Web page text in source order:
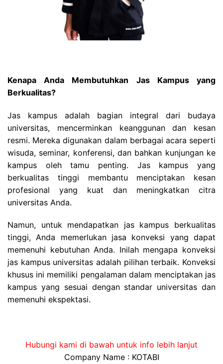
Kenapa Anda Membutuhkan Jas Kampus yang
Berkualitas?
Jas kampus adalah bagian integral dari budaya
universitas, mencerminkan keanggunan dan kesan
resmi. Mereka digunakan dalam berbagai acara seperti
wisuda, seminar, konferensi, dan bahkan kunjungan ke
kampus oleh tamu penting. Jas kampus yang
berkualitas tinggi membantu menciptakan kesan
profesional yang kuat dan meningkatkan citra
universitas Anda.
Namun, untuk mendapatkan jas kampus berkualitas
tinggi, Anda memerlukan jasa konveksi yang dapat
memenuhi kebutuhan Anda. Inilah mengapa konveksi
jas kampus universitas adalah pilihan terbaik. Konveksi
khusus ini memiliki pengalaman dalam menciptakan jas
kampus yang sesuai dengan standar universitas dan
memenuhi ekspektasi.
Hubungi kami di bawah untuk info lebih lanjut
Company Name : KOTABI